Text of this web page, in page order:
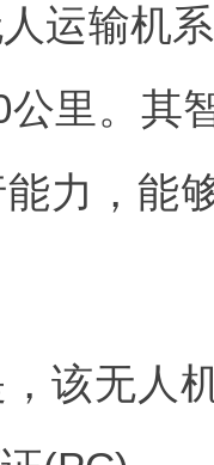
运输机
里。其
力，能
该无人